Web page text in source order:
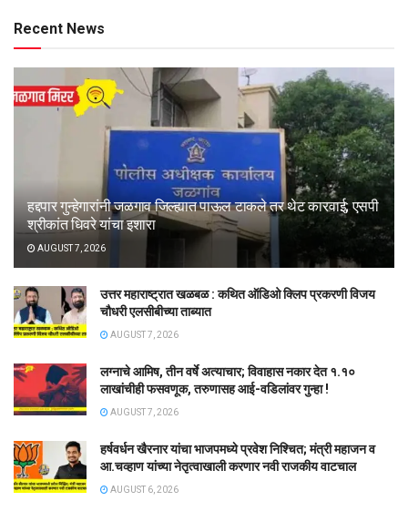
Recent News
हद्दपार गुन्हेगारांनी जळगाव जिल्ह्यात पाऊल टाकले तर थेट कारवाई; एसपी
श्रीकांत धिवरे यांचा इशारा
AUGUST 7, 2026
उत्तर महाराष्ट्रात खळबळ : कथित ऑडिओ क्लिप प्रकरणी विजय
चौधरी एलसीबीच्या ताब्यात
AUGUST 7, 2026
लग्नाचे आमिष, तीन वर्षे अत्याचार; विवाहास नकार देत १.१०
लाखांचीही फसवणूक, तरुणासह आई-वडिलांवर गुन्हा !
AUGUST 7, 2026
हर्षवर्धन खैरनार यांचा भाजपमध्ये प्रवेश निश्चित; मंत्री महाजन व
आ.चव्हाण यांच्या नेतृत्वाखाली करणार नवी राजकीय वाटचाल
AUGUST 6, 2026